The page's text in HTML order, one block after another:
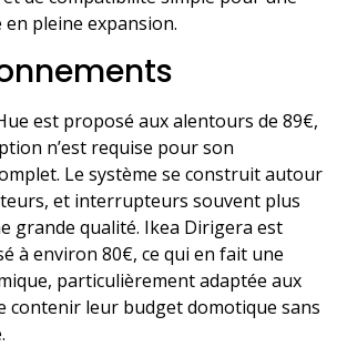
pleine expansion.
est proposé aux alentours de 89€,
n’est requise pour son
Le système se construit autour
et interrupteurs souvent plus
grande qualité. Ikea Dirigera est
à environ 80€, ce qui en fait une
particulièrement adaptée aux
contenir leur budget domotique sans